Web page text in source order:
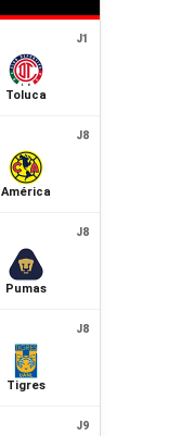
J1
Toluca
J8
América
J8
Pumas
J8
Tigres
J9